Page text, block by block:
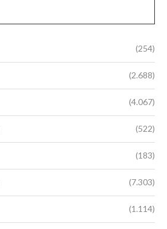
(254)
(2.688)
(4.067)
(522)
(183)
(7.303)
(1.114)